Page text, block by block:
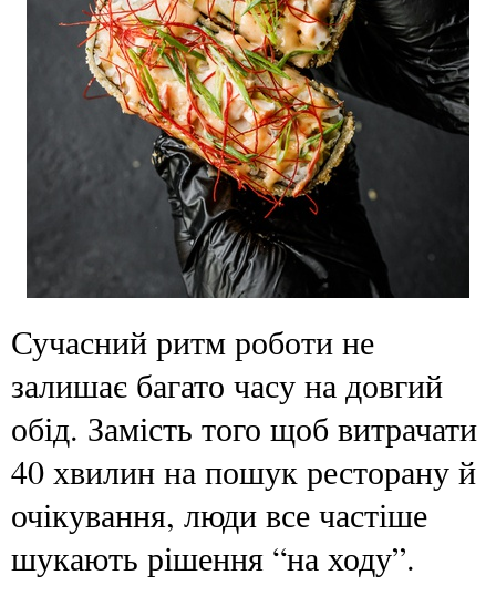
Сучасний ритм роботи не
залишає багато часу на довгий
обід. Замість того щоб витрачати
40 хвилин на пошук ресторану й
очікування, люди все частіше
шукають рішення “на ходу”.